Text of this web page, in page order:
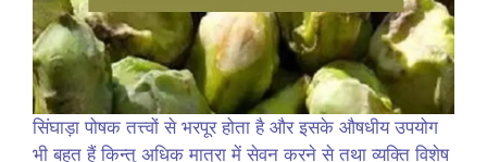
सिंघाड़ा पोषक तत्त्वों से भरपूर होता है और इसके औषधीय उपयोग
भी बहुत हैं किन्तु अधिक मात्रा में सेवन करने से तथा व्यक्ति विशेष